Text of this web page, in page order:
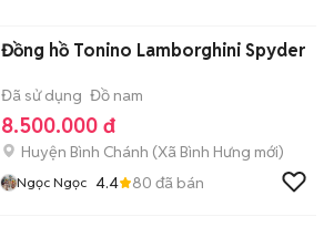
Đồng hồ Tonino Lamborghini Spyder
Đã sử dụng Đồ nam
8.500.000 đ
Huyện Bình Chánh (Xã Bình Hưng mới)
Ngọc Ngọc 4.4 80 đã bán